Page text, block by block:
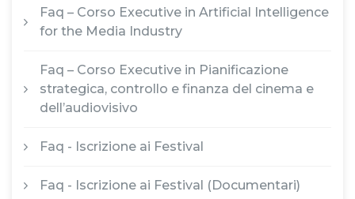
Faq – Corso Executive in Artificial Intelligence
for the Media Industry
Faq – Corso Executive in Pianificazione
strategica, controllo e finanza del cinema e
dell’audiovisivo
Faq - Iscrizione ai Festival
Faq - Iscrizione ai Festival (Documentari)